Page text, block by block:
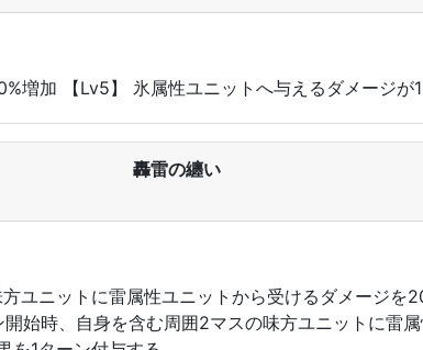
増加 【Lv5】 氷属性ユニットへ与えるダメージが
轟雷の纏い
ユニットに雷属性ユニットから受けるダメージを
始時、自身を含む周囲2マスの味方ユニットに雷